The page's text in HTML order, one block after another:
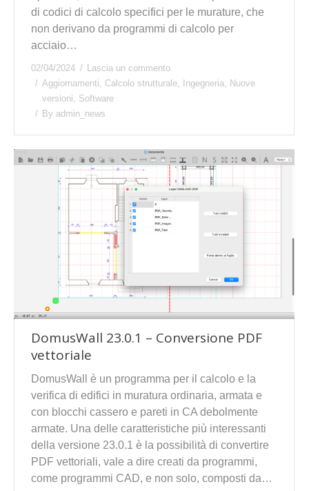
di codici di calcolo specifici per le murature, che
non derivano da programmi di calcolo per
acciaio…
02/04/2024
Lascia un commento
Aggiornamenti
Calcolo strutturale Ingegneria
Nuove
versioni
Software
By admin_news
DomusWall 23.0.1 – Conversione PDF
vettoriale
DomusWall è un programma per il calcolo e la
verifica di edifici in muratura ordinaria, armata e
con blocchi cassero e pareti in CA debolmente
armate. Una delle caratteristiche più interessanti
della versione 23.0.1 è la possibilità di convertire
PDF vettoriali, vale a dire creati da programmi,
come programmi CAD, e non solo, composti da…